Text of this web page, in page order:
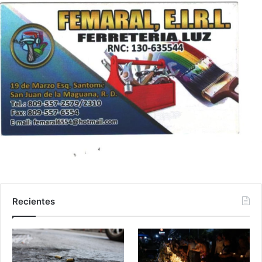
Recientes